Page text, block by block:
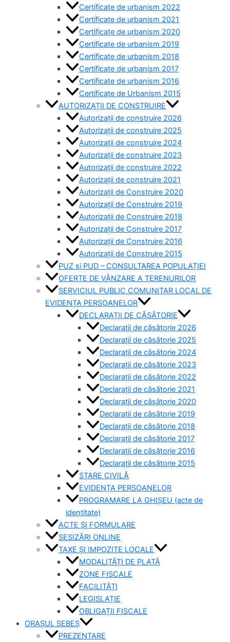
Certificate de urbanism 2022
Certificate de urbanism 2021
Certificate de urbanism 2020
Certificate de urbanism 2019
Certificate de urbanism 2018
Certificate de urbanism 2017
Certificate de urbanism 2016
Certificate de Urbanism 2015
AUTORIZAȚII DE CONSTRUIRE
Autorizații de construire 2026
Autorizații de construire 2025
Autorizații de construire 2024
Autorizații de construire 2023
Autorizații de construire 2022
Autorizații de construire 2021
Autorizații de Construire 2020
Autorizații de Construire 2019
Autorizaţii de Construire 2018
Autorizaţii de Construire 2017
Autorizaţii de Construire 2016
Autorizaţii de Construire 2015
PUZ si PUD – CONSULTAREA POPULAȚIEI
OFERTE DE VÂNZARE A TERENURILOR
SERVICIUL PUBLIC COMUNITAR LOCAL DE
EVIDENȚA PERSOANELOR
DECLARAȚII DE CĂSĂTORIE
Declarații de căsătorie 2026
Declarații de căsătorie 2025
Declarații de căsătorie 2024
Declarații de căsătorie 2023
Declarații de căsătorie 2022
Declarații de căsătorie 2021
Declarații de căsătorie 2020
Declarații de căsătorie 2019
Declarații de căsătorie 2018
Declarații de căsătorie 2017
Declarații de căsătorie 2016
Declarații de căsătorie 2015
STARE CIVILĂ
EVIDENȚA PERSOANELOR
PROGRAMARE LA GHIȘEU (acte de
identitate)
ACTE ȘI FORMULARE
SESIZĂRI ONLINE
TAXE ȘI IMPOZITE LOCALE
MODALITĂȚI DE PLATĂ
ZONE FISCALE
FACILITĂȚI
LEGISLAȚIE
OBLIGAȚII FISCALE
ORAȘUL SEBEȘ
PREZENTARE